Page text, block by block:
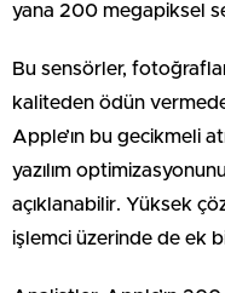
yana 200 megapiksel
Bu sensörler,
kaliteden ödün
Apple’ın bu gecikmeli
yazılım
açıklanabilir. Yüksek
işlemci üzerinde de ek